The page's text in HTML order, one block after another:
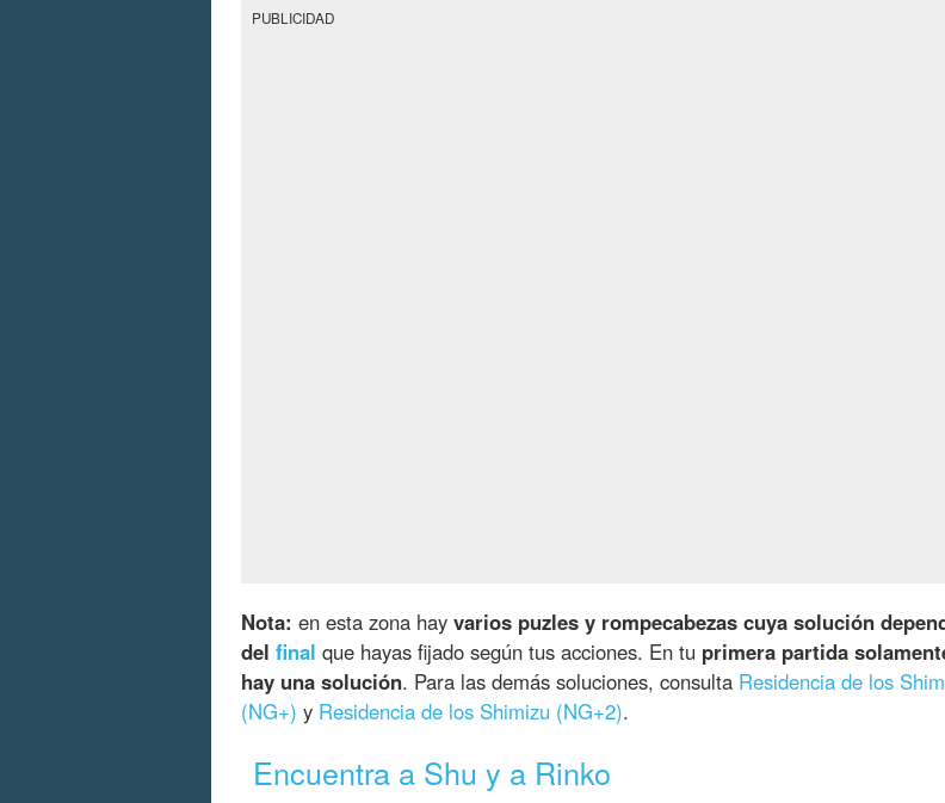
PUBLICIDAD
Nota: en esta zona hay varios puzles y rompecabezas cuya solución
del final que hayas fijado según tus acciones. En tu primera partida
hay una solución. Para las demás soluciones, consulta Residencia de los
(NG+) y Residencia de los Shimizu (NG+2).
Encuentra a Shu y a Rinko